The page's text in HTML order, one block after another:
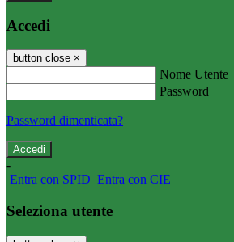
Accedi
button close ×
Nome Utente
Password
Password dimenticata?
-
Entra con SPID Entra con CIE
Seleziona utente